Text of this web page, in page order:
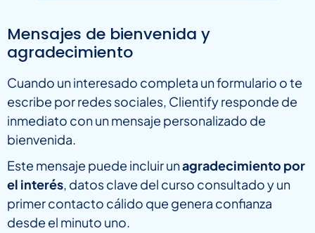
Mensajes de bienvenida y
agradecimiento
Cuando un interesado completa un formulario o te
escribe por redes sociales, Clientify responde de
inmediato con un mensaje personalizado de
bienvenida.
Este mensaje puede incluir unagradecimiento por
el interés, datos clave del curso consultado y un
primer contacto cálido que genera confianza
desde el minuto uno.